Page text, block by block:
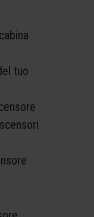
tuo